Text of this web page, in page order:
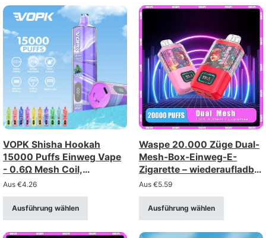
VOPK Shisha Hookah
15000 Puffs Einweg Vape
- 0.6Ω Mesh Coil,
wiederaufladbar
Aus €4.26
Ausführung wählen
Waspe 20.000 Züge Dual-
Mesh-Box-Einweg-E-
Zigarette – wiederaufladbar
mit LCD-Display (Stärke 0-
5%)
Aus €5.59
Ausführung wählen